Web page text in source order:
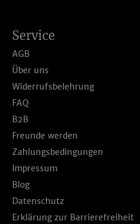
Service
AGB
Über uns
Widerrufsbelehrung
FAQ
B2B
Freunde werden
Zahlungsbedingungen
Impressum
Blog
Datenschutz
Erklärung zur Barrierefreiheit